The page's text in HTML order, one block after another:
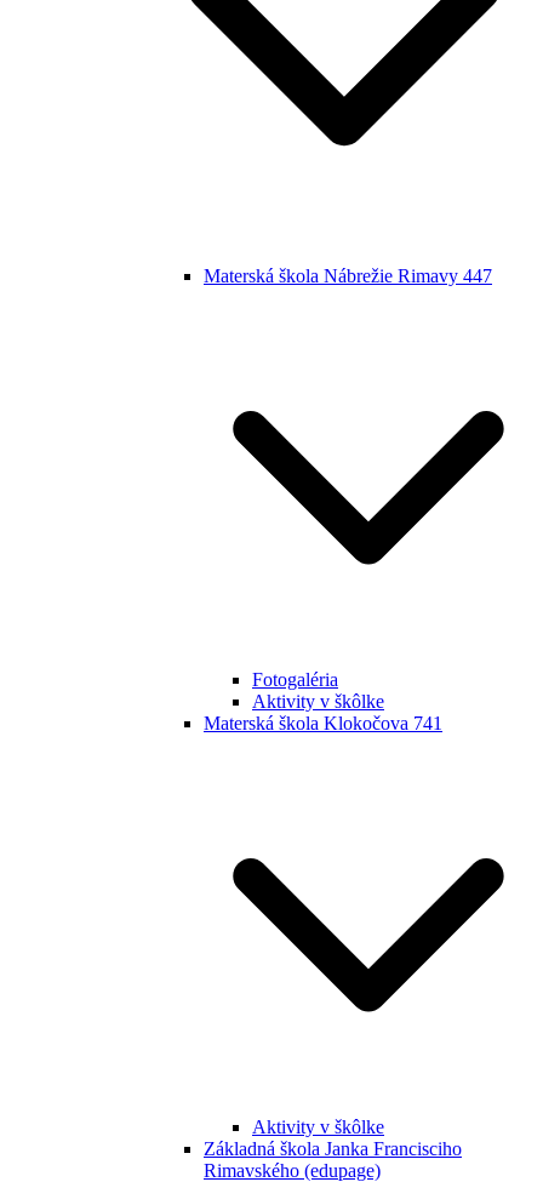
Materská škola Nábrežie Rimavy 447
Fotogaléria
Aktivity v škôlke
Materská škola Klokočova 741
Aktivity v škôlke
Základná škola Janka Francisciho
Rimavského (edupage)